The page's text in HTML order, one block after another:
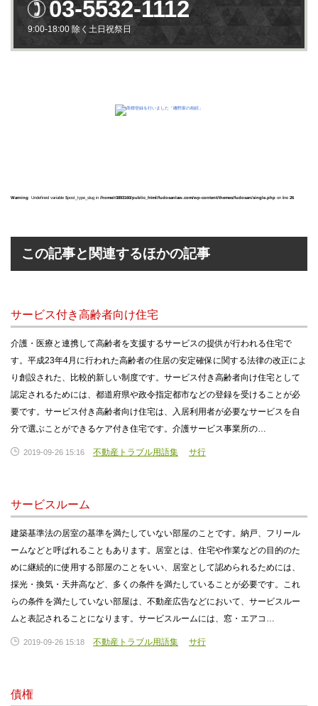
03-5532-1112
9:00-18:00 除く土日祝祭日
Warning: Undefined variable $post_type_slug in /home/r3893160/public_html/fudosanlaw.com/wp-content/themes/fudosan/single.php on line 26
この記事と関連するほかの記事
サービス付き高齢者向け住宅
介護・医療と連携して高齢者を支援するサービスの提供が行われる住宅で
す。平成23年4月に行われた高齢者の住居の安定確保に関する法律の改正によ
り創設された、比較的新しい制度です。サービス付き高齢者向け住宅として
認定されるためには、都道府県や政令指定都市などの登録を受けることが必
要です。サービス付き高齢者向け住宅は、入居利用者が必要なサービスを自
分で選ぶことができるケア付き住宅です。介護サービス事業所の…
2019-09-26 15:16 不動産トラブル用語集 サ行
サービスルーム
建築基準法の居室の基準を満たしていない部屋のことです。納戸、フリール
ームなどと呼ばれることもあります。居室とは、住宅や作業などの目的のた
めに継続的に使用する部屋のことをいい、居室として認められるためには、
採光・換気・天井高など、多くの条件を満たしていることが必要です。これ
らの条件を満たしていない部屋は、不動産広告などにおいて、サービスルー
ムと表記されることになります。サービスルームには、窓・エアコ…
2019-09-26 15:18 不動産トラブル用語集 サ行
債権